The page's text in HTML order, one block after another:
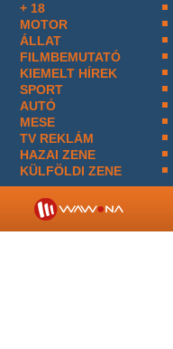
+ 18
MOTOR
ÁLLAT
FILMBEMUTATÓ
KIEMELT HÍREK
SPORT
AUTÓ
MESE
TV REKLÁM
HAZAI ZENE
KÜLFÖLDI ZENE